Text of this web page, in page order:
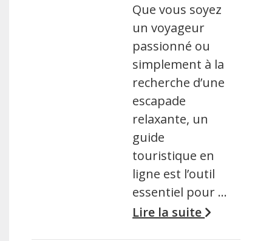
Que vous soyez
un voyageur
passionné ou
simplement à la
recherche d’une
escapade
relaxante, un
guide
touristique en
ligne est l’outil
essentiel pour …
Lire la suite